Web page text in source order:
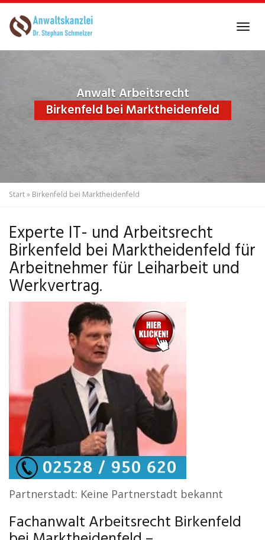
to
Anwalt Arbeitsrecht
Birkenfeld bei Marktheidenfeld
Start» Birkenfeld bei Marktheidenfeld
Experte IT- und Arbeitsrecht
Birkenfeld bei Marktheidenfeld für
Arbeitnehmer für Leiharbeit und
Werkvertrag.
Partnerstadt: Keine Partnerstadt bekannt
Fachanwalt Arbeitsrecht Birkenfeld